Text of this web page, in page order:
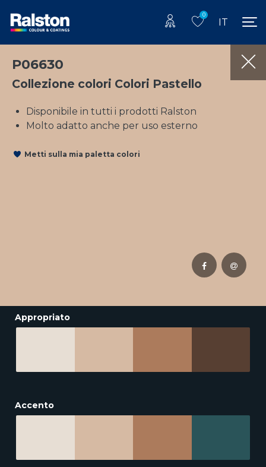
0
IT
P06630
Collezione colori Colori Pastello
Disponibile in tutti i prodotti Ralston
Molto adatto anche per uso esterno
Metti sulla mia paletta colori
Appropriato
Accento